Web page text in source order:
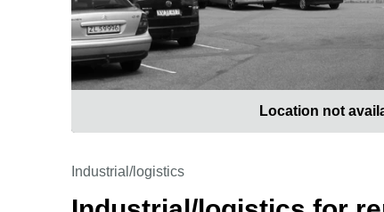
Location not
Industrial/logistics